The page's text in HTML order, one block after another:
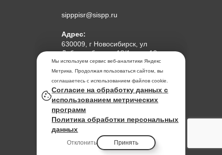
Мы используем сервис веб-аналитики Яндекс
Метрика. Продолжая пользоваться сайтом, вы
соглашаетесь с использованием файлов cookie.
Согласие на обработку данных с
использованием метрических
программ
Политика обработки персональных
данных
Принять
Отклонить
sipppisr@sispp.ru
Адрес:
630009, г Новосибирск, ул
Добролюбова, д 18/1, пом 12
АНО ДПО "МИПКП"
ИНН5405963859
ОГРН 1155476104354
Политика обработки
персональных данных